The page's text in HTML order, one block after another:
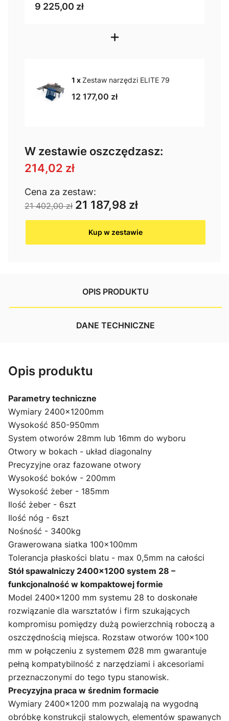
100x100
9 225,00 zł
+
1 xZestaw narzędzi ELITE 79
12 177,00 zł
W zestawie oszczędzasz:
214,02 zł
Cena za zestaw:
21 402,00 zł 21 187,98 zł
Kup w zestawie
OPIS PRODUKTU
DANE TECHNICZNE
Opis produktu
Parametry techniczne
Wymiary 2400x1200mm
Wysokość 850-950mm
System otworów 28mm lub 16mm do wyboru
Otwory w bokach - układ diagonalny
Precyzyjne oraz fazowane otwory
Wysokość boków - 200mm
Wysokość żeber - 185mm
Ilość żeber - 6szt
Ilość nóg - 6szt
Nośność - 3400kg
Grawerowana siatka 100x100mm
Tolerancja płaskości blatu - max 0,5mm na całości
Stół spawalniczy 2400×1200 system 28 –
funkcjonalność w kompaktowej formie
Model 2400×1200 mm systemu 28 to doskonałe
rozwiązanie dla warsztatów i firm szukających
kompromisu pomiędzy dużą powierzchnią roboczą a
oszczędnością miejsca. Rozstaw otworów 100×100
mm w połączeniu z systemem Ø28 mm gwarantuje
pełną kompatybilność z narzędziami i akcesoriami
przeznaczonymi do tego typu stanowisk.
Precyzyjna praca w średnim formacie
Wymiary 2400×1200 mm pozwalają na wygodną
obróbkę konstrukcji stalowych, elementów spawanych